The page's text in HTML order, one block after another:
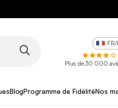
FR/
Plus de 30 000
BlogProgramme de FidélitéNos